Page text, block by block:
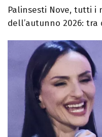
Palinsesti Nove, tutti i
dell’autunno 2026: